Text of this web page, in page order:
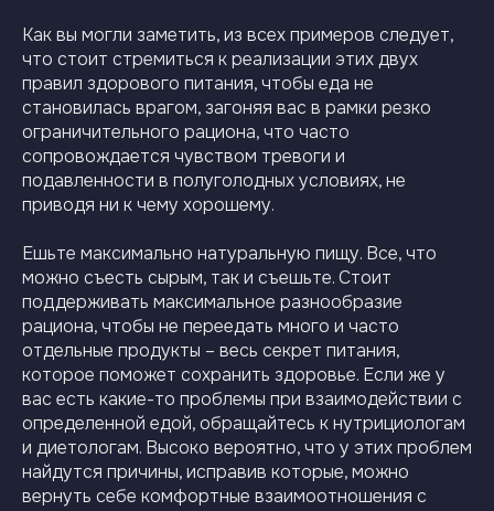
Как вы могли заметить, из всех примеров следует,
что стоит стремиться к реализации этих двух
правил здорового питания, чтобы еда не
становилась врагом, загоняя вас в рамки резко
ограничительного рациона, что часто
сопровождается чувством тревоги и
подавленности в полуголодных условиях, не
приводя ни к чему хорошему.
Ешьте максимально натуральную пищу. Все, что
можно съесть сырым, так и съешьте. Стоит
поддерживать максимальное разнообразие
рациона, чтобы не переедать много и часто
отдельные продукты – весь секрет питания,
которое поможет сохранить здоровье. Если же у
вас есть какие-то проблемы при взаимодействии с
определенной едой, обращайтесь к нутрициологам
и диетологам. Высоко вероятно, что у этих проблем
найдутся причины, исправив которые, можно
вернуть себе комфортные взаимоотношения с